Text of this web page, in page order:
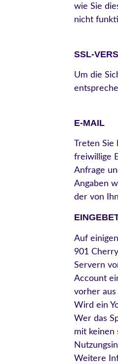
wie Sie
nicht
SSL-
Um die
E-MAIL
Treten Sie
freiwillige
Anfrage
Angaben
der von
Auf
901
Servern
Account
vorher aus
Wird ein
Wer das
mit keinen
Weitere